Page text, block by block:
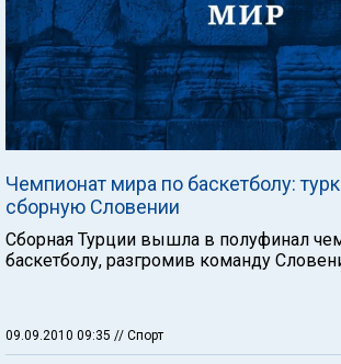
Чемпионат мира по баскетболу:
сборную Словении
Сборная Турции вышла в полуфинал
баскетболу, разгромив команду
09.09.2010 09:35 // Спорт